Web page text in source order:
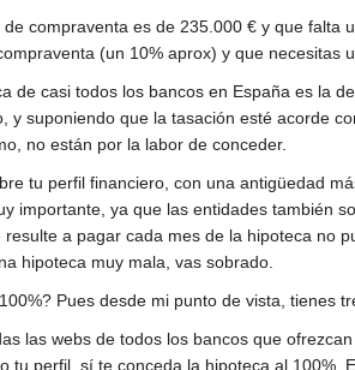
compraventa es de 235.000 € y que
(un 10% aprox) y que necesitas
de casi todos los bancos en España es la
y suponiendo que la tasación esté acorde
no están por la labor de conceder.
tu perfil financiero, con una antigüedad
importante, ya que las entidades también
a pagar cada mes de la hipoteca no
hipoteca muy mala, vas sobrado.
Pues desde mi punto de vista, tienes
las webs de todos los bancos que
tu perfil, sí te conceda la hipoteca al 100%.